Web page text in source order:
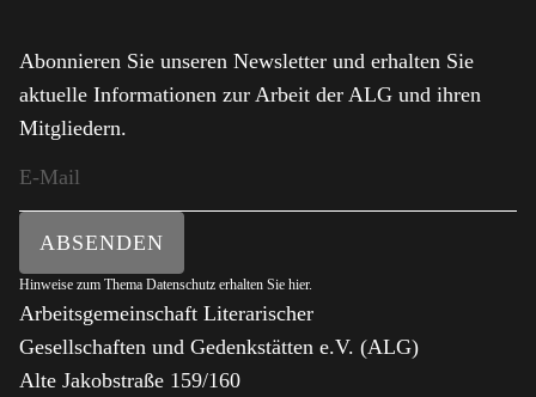
Abonnieren Sie unseren Newsletter und erhalten Sie
aktuelle Informationen zur Arbeit der ALG und ihren
Mitgliedern.
ABSENDEN
Hinweise zum Thema Datenschutz erhalten Sie hier.
Arbeitsgemeinschaft Literarischer
Gesellschaften und Gedenkstätten e.V. (ALG)
Alte Jakobstraße 159/160